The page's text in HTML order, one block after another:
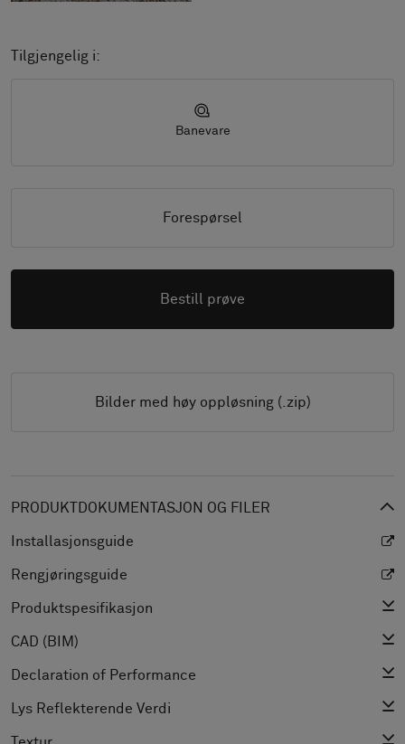
Tilgjengelig i:
Banevare
Forespørsel
Bestill prøve
Bilder med høy oppløsning (.zip)
PRODUKTDOKUMENTASJON OG FILER
Installasjonsguide
Rengjøringsguide
Produktspesifikasjon
CAD (BIM)
Declaration of Performance
Lys Reflekterende Verdi